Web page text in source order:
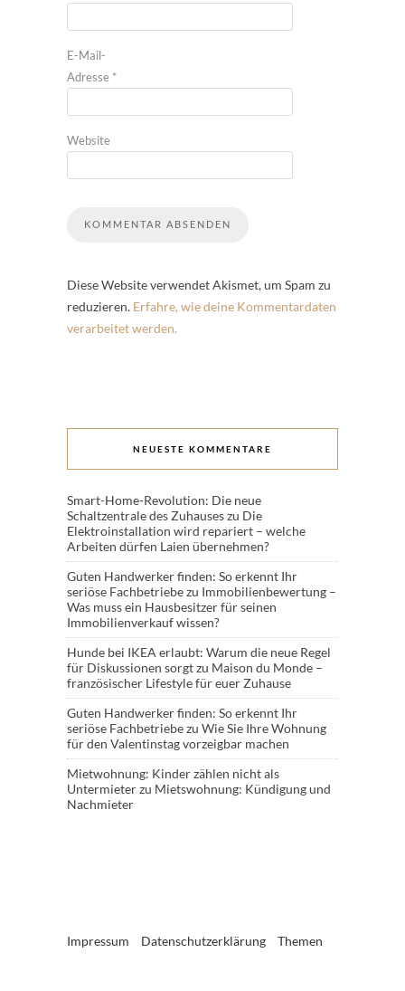
E-Mail-
Adresse *
Website
Diese Website verwendet Akismet, um Spam zu
reduzieren. Erfahre, wie deine Kommentardaten
verarbeitet werden.
NEUESTE KOMMENTARE
Smart-Home-Revolution: Die neue
Schaltzentrale des Zuhauseszu Die
Elektroinstallation wird repariert – welche
Arbeiten dürfen Laien übernehmen?
Guten Handwerker finden: So erkennt Ihr
seriöse Fachbetriebezu Immobilienbewertung –
Was muss ein Hausbesitzer für seinen
Immobilienverkauf wissen?
Hunde bei IKEA erlaubt: Warum die neue Regel
für Diskussionen sorgtzu Maison du Monde –
französischer Lifestyle für euer Zuhause
Guten Handwerker finden: So erkennt Ihr
seriöse Fachbetriebezu Wie Sie Ihre Wohnung
für den Valentinstag vorzeigbar machen
Mietwohnung: Kinder zählen nicht als
Untermieterzu Mietswohnung: Kündigung und
Nachmieter
Impressum Datenschutzerklärung Themen